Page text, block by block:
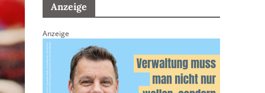
Anzeige
Anzeige